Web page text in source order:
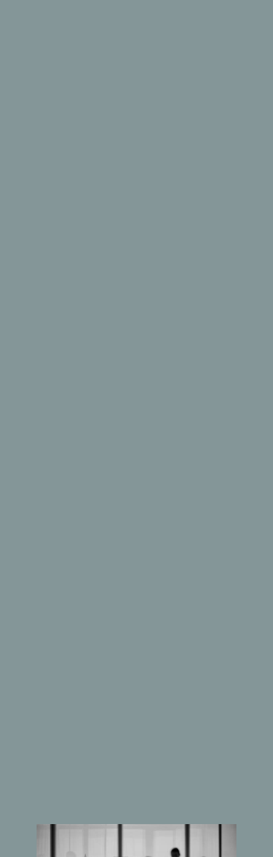
Gå til…